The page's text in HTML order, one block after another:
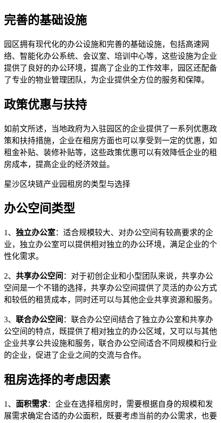
完善的基础设施
园区拥有现代化的办公设施和完善的基础设施，包括高速网
络、智能化办公系统、会议室、培训中心等，这些设施为企业
提供了良好的办公环境，提高了企业的工作效率，园区还配备
了专业的物业管理团队，为企业提供全方位的服务和保障。
政策优惠与扶持
如前文所述，当地政府为入驻园区的企业提供了一系列优惠政
策和扶持措施，企业在租房方面也可以享受到一定的优惠，如
租金补贴、装修补贴等，这些政策优惠可以有效降低企业的租
房成本，提高企业的经济效益。
星沙区块链产业园租房的类型与选择
办公空间类型
1、 独立办公室：适合规模较大、对办公空间有较高要求的企
业，独立办公室可以提供相对独立的办公环境，满足企业的个
性化需求。
2、 共享办公空间 ：对于初创企业和小型团队来说，共享办公
空间是一个不错的选择，共享办公空间提供了灵活的办公方式
和较低的租赁成本，同时还可以与其他企业共享资源和服务。
3、 联合办公空间 ：联合办公空间结合了独立办公室和共享办
公空间的特点，既提供了相对独立的办公区域，又可以与其他
企业共享公共设施和服务，联合办公空间适合不同规模和行业
的企业，促进了企业之间的交流与合作。
租房选择的考虑因素
1、 面积需求：企业在选择租房时，需要根据自身的规模和发
展需求确定合适的办公面积，既要考虑当前的办公需求，也要